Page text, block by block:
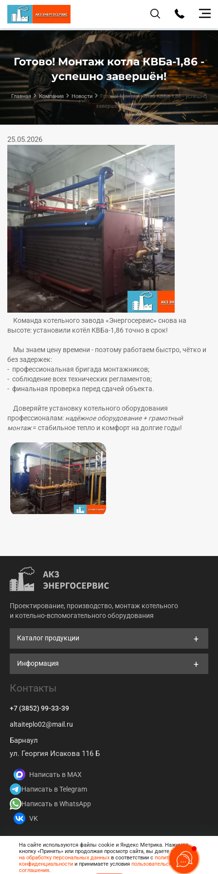
Готово! Монтаж котла КВБа‑1,86 -
успешно завершён!
Главная Компания Новости
Готово! Монтаж котла КВБа‑1,86 - успешно
завершён!
25.05.2026
Команда котельного завода «Энергосервис» снова на
высоте: установили котёл КВБа‑1,86 точно в срок!
Мы знаем цену времени - поэтому работаем быстро, чётко и
без задержек:
- профессиональная бригада монтажников;
- соблюдение всех технических регламентов;
- финальная проверка перед сдачей объекта.
Доверяйте установку котельного оборудования
профессионалам: надёжное оборудование + грамотный
монтаж = стабильное тепло и комфорт на долгие годы!
Проектирование, производство, монтаж котельного
и котельно-вспомогательного оборудования
Каталог продукции
Информация
Контакты
+7 (3852) 99-33-39
altaiteplo02@mail.ru
Барнаул
ул. Георгия Исакова 116 Б
Написать в MAX
Написать в Telegram
Написать в WhatsApp
VK
© 2026 АКЗ Энергосервис
Создание сайта BTB
На сайте используются файлы cookie и Яндекс Метрика. Нажимая
кнопку «Принять» или продолжая просмотр сайта, вы даетесогласие
на обработку персональных данных в соответствии с политикой
конфиденциальности и принимаете условия пользовательского
соглашения.